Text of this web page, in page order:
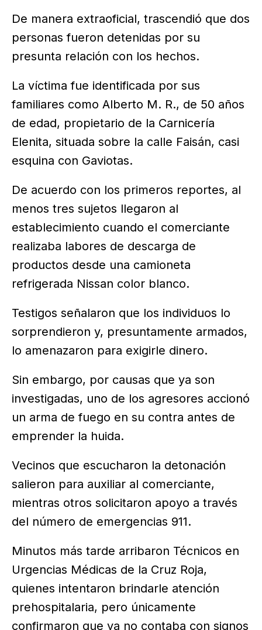
De manera extraoficial, trascendió que dos
personas fueron detenidas por su
presunta relación con los hechos.
La víctima fue identificada por sus
familiares como Alberto M. R., de 50 años
de edad, propietario de la Carnicería
Elenita, situada sobre la calle Faisán, casi
esquina con Gaviotas.
De acuerdo con los primeros reportes, al
menos tres sujetos llegaron al
establecimiento cuando el comerciante
realizaba labores de descarga de
productos desde una camioneta
refrigerada Nissan color blanco.
Testigos señalaron que los individuos lo
sorprendieron y, presuntamente armados,
lo amenazaron para exigirle dinero.
Sin embargo, por causas que ya son
investigadas, uno de los agresores accionó
un arma de fuego en su contra antes de
emprender la huida.
Vecinos que escucharon la detonación
salieron para auxiliar al comerciante,
mientras otros solicitaron apoyo a través
del número de emergencias 911.
Minutos más tarde arribaron Técnicos en
Urgencias Médicas de la Cruz Roja,
quienes intentaron brindarle atención
prehospitalaria, pero únicamente
confirmaron que ya no contaba con signos